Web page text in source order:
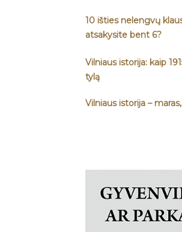
10 išties nelengvų
atsakysite bent 6?
Vilniaus istorija: kaip
tylą
Vilniaus istorija –